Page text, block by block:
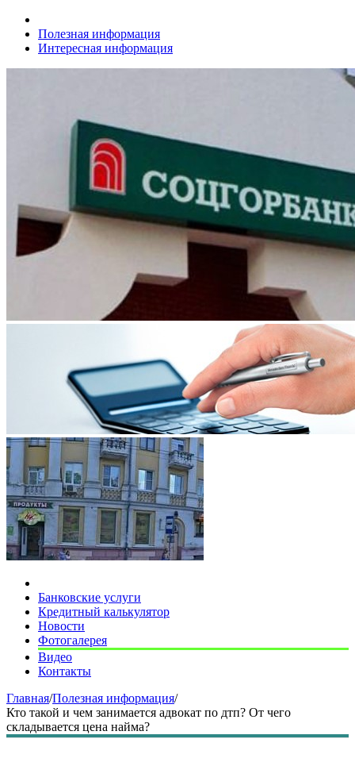
Полезная информация
Интересная информация
Банковские услуги
Кредитный калькулятор
Новости
Фотогалерея
Видео
Контакты
Главная/Полезная информация/
Кто такой и чем занимается адвокат по дтп? От чего
складывается цена найма?